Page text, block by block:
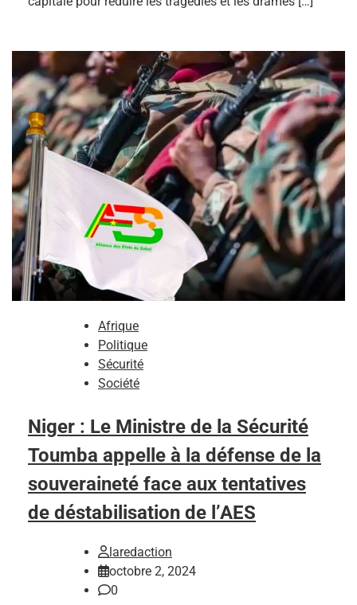
Afrique
Politique
Sécurité
Société
Niger : Le Ministre de la Sécurité
Toumba appelle à la défense de la
souveraineté face aux tentatives
de déstabilisation de l’AES
laredaction
octobre 2, 2024
0